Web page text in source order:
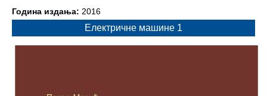
Година издања: 2016
Електричне машине 1